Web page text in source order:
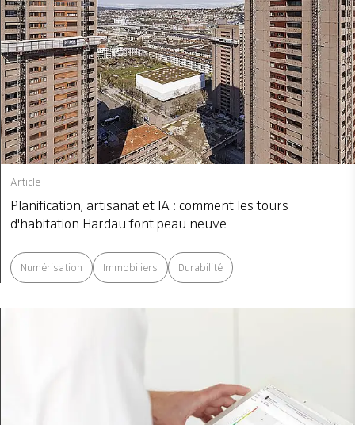
Article
Planification, artisanat et IA : comment les tours
d'habitation Hardau font peau neuve
Numérisation Immobiliers Durabilité